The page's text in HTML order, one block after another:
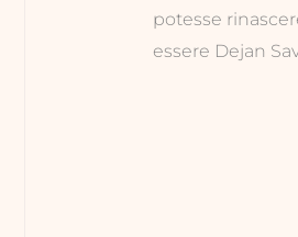
potesse
essere Dejan